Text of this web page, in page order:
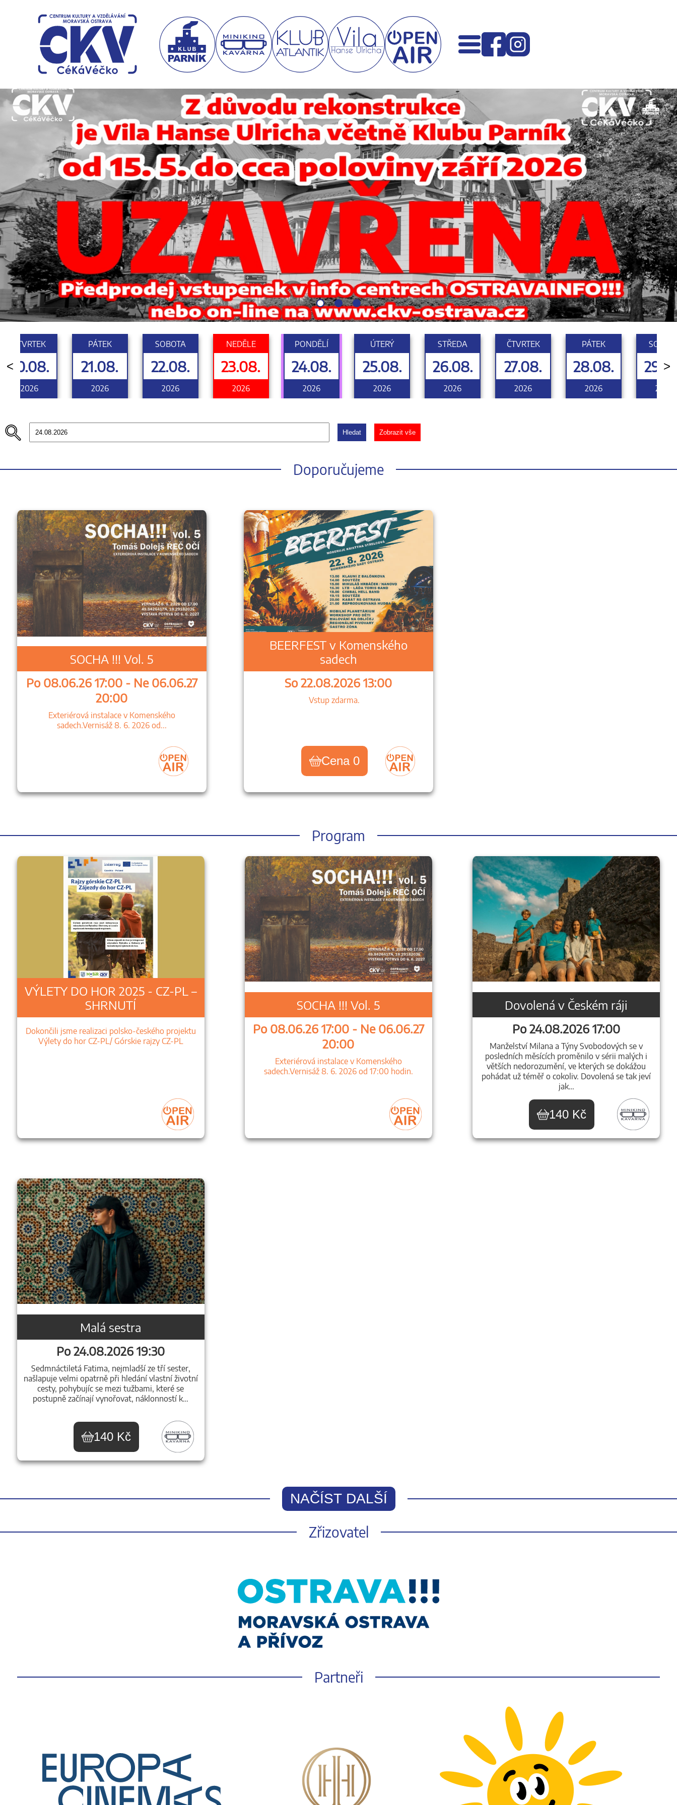
<
ČTVRTEK
20.08.
2026
PÁTEK
21.08.
2026
SOBOTA
22.08.
2026
NEDĚLE
23.08.
2026
PONDĚLÍ
24.08.
2026
ÚTERÝ
25.08.
2026
STŘEDA
26.08.
2026
ČTVRTEK
27.08.
2026
PÁTEK
28.08.
2026 2026
>
Hledat Zobrazit vše
Doporučujeme
SOCHA !!! Vol. 5
Po 08.06.26 17:00 - Ne 06.06.27
20:00
Exteriérová instalace v Komenského
sadech.Vernisáž 8. 6. 2026 od...
BEERFEST v Komenského
sadech
So 22.08.2026 13:00
Vstup zdarma.
Cena 0
Program
VÝLETY DO HOR 2025 - CZ-PL –
SHRNUTÍ
Dokončili jsme realizaci polsko-českého projektu
Výlety do hor CZ-PL/ Górskie rajzy CZ-PL
SOCHA !!! Vol. 5
Po 08.06.26 17:00 - Ne 06.06.27
20:00
Exteriérová instalace v Komenského
sadech.Vernisáž 8. 6. 2026 od 17:00 hodin.
Dovolená v Českém ráji
Po 24.08.2026 17:00
Manželství Milana a Týny Svobodových se v
posledních měsících proměnilo v sérii malých i
větších nedorozumění, ve kterých se dokážou
pohádat už téměř o cokoliv. Dovolená se tak jeví
jak…
140 Kč
Malá sestra
Po 24.08.2026 19:30
Sedmnáctiletá Fatima, nejmladší ze tří sester,
našlapuje velmi opatrně při hledání vlastní životní
cesty, pohybujíc se mezi tužbami, které se
postupně začínají vynořovat, náklonností k…
140 Kč
NAČÍST DALŠÍ
Zřizovatel
Partneři